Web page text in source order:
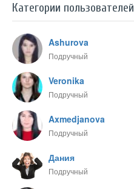
Категории пользователей
Ashurova
Подручный
Veronika
Подручный
Axmedjanova
Подручный
Дания
Подручный